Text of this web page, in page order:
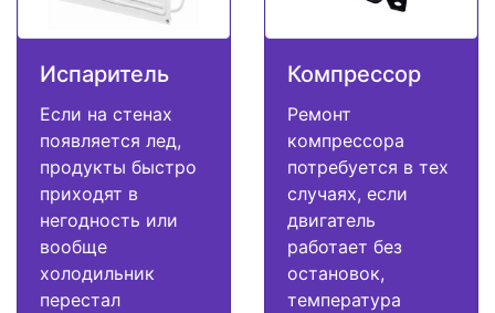
Испаритель
Если на стенах
появляется лед,
продукты быстро
приходят в
негодность или
вообще
холодильник
перестал
Компрессор
Ремонт
компрессора
потребуется в тех
случаях, если
двигатель
работает без
остановок,
температура